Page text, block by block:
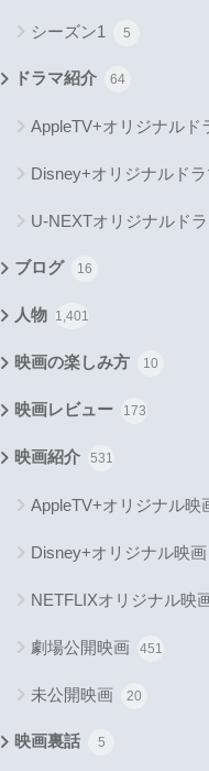
シーズン1 5
ドラマ紹介 64
AppleTV+オリジナルド
Disney+オリジナルドラ
U-NEXTオリジナルド
ブログ 16
人物 1,401
映画の楽しみ方 10
映画レビュー 173
映画紹介 531
AppleTV+オリジナル映
Disney+オリジナル映画
NETFLIXオリジナル映
劇場公開映画 451
未公開映画 20
映画裏話 5